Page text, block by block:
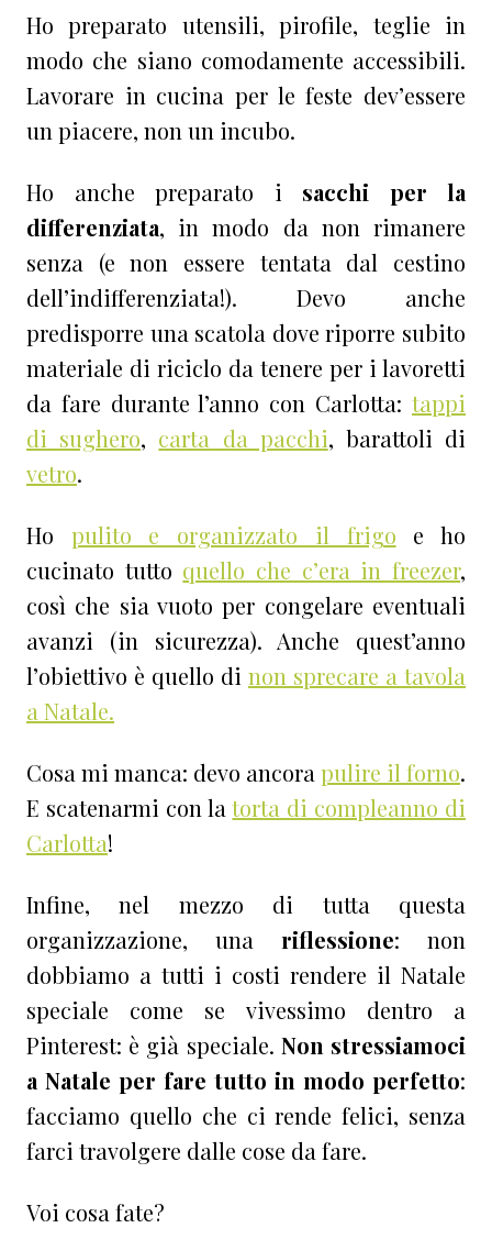
Ho preparato utensili, pirofile, teglie in
modo che siano comodamente accessibili.
Lavorare in cucina per le feste dev’essere
un piacere, non un incubo.
Ho anche preparato i sacchi per la
differenziata, in modo da non rimanere
senza (e non essere tentata dal cestino
dell’indifferenziata!). Devo anche
predisporre una scatola dove riporre subito
materiale di riciclo da tenere per i lavoretti
da fare durante l’anno con Carlotta: tappi
di sughero, carta da pacchi, barattoli di
vetro.
Ho pulito e organizzato il frigo e ho
cucinato tutto quello che c’era in freezer,
così che sia vuoto per congelare eventuali
avanzi (in sicurezza). Anche quest’anno
l’obiettivo è quello di non sprecare a tavola
a Natale.
Cosa mi manca: devo ancora pulire il forno.
E scatenarmi con latorta di compleanno di
Carlotta!
Infine, nel mezzo di tutta questa
organizzazione, una riflessione: non
dobbiamo a tutti i costi rendere il Natale
speciale come se vivessimo dentro a
Pinterest: è già speciale. Non stressiamoci
a Natale per fare tutto in modo perfetto:
facciamo quello che ci rende felici, senza
farci travolgere dalle cose da fare.
Voi cosa fate?